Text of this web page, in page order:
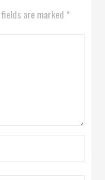
are marked *